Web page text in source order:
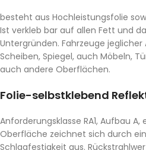
besteht aus Hochleistungsfolie
Ist verkleb bar auf allen Fett und
Untergründen. Fahrzeuge jeglicher
Scheiben, Spiegel, auch Möbeln,
auch andere Oberflächen.
Folie-selbstklebend
Anforderungsklasse RA1, Aufbau
Oberfläche zeichnet sich durch
Schlagfestigkeit aus.